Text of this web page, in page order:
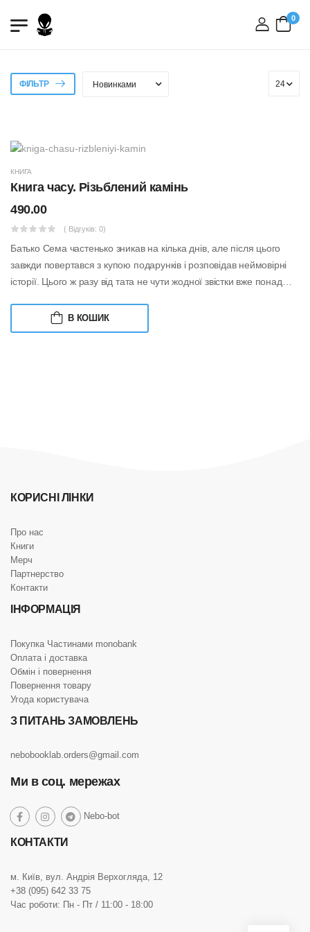
вхід
0
ФІЛЬТР
КНИГА
Книга часу. Різьблений камінь
490.00
( Відгуків: 0)
Батько Сема частенько зникав на кілька днів, але після цього
завжди повертався з купою подарунків і розповідав неймовірні
історії. Цього ж разу від тата не чути жодної звістки вже понад
В КОШИК
КОРИСНІ ЛІНКИ
Про нас
Книги
Мерч
Партнерство
Контакти
ІНФОРМАЦІЯ
Покупка Частинами monobank
Оплата і доставка
Обмін і повернення
Повернення товару
Угода користувача
З ПИТАНЬ ЗАМОВЛЕНЬ
nebobooklab.orders@gmail.com
Ми в соц. мережах
social social socialNebo-botsocial
КОНТАКТИ
м. Київ, вул. Андрія Верхогляда, 12
+38 (095) 642 33 75
Час роботи: Пн - Пт / 11:00 - 18:00